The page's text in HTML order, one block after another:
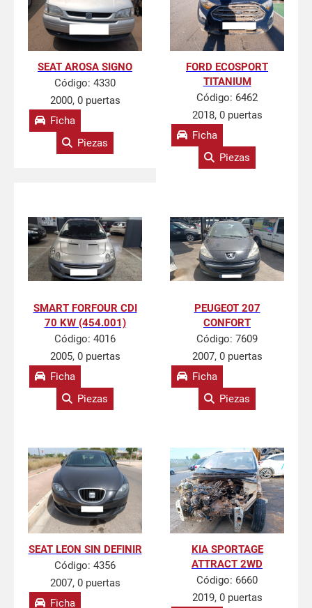
SEAT AROSA SIGNO
Código: 4330
2000, 0 puertas
Ficha
Piezas
FORD ECOSPORT
TITANIUM
Código: 6462
2018, 0 puertas
Ficha
Piezas
SMART FORFOUR CDI
70 KW (454.001)
Código: 4016
2005, 0 puertas
Ficha
Piezas
PEUGEOT 207
CONFORT
Código: 7609
2007, 0 puertas
Ficha
Piezas
SEAT LEON SIN DEFINIR
Código: 4356
2007, 0 puertas
Ficha
KIA SPORTAGE
ATTRACT 2WD
Código: 6660
2019, 0 puertas